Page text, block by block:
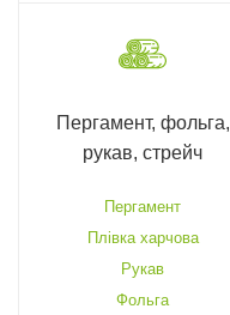
Пергамент, фольга,
рукав, стрейч
Пергамент
Плівка харчова
Рукав
Фольга